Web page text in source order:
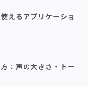
えるアプリケーショ
：声の大きさ・トー